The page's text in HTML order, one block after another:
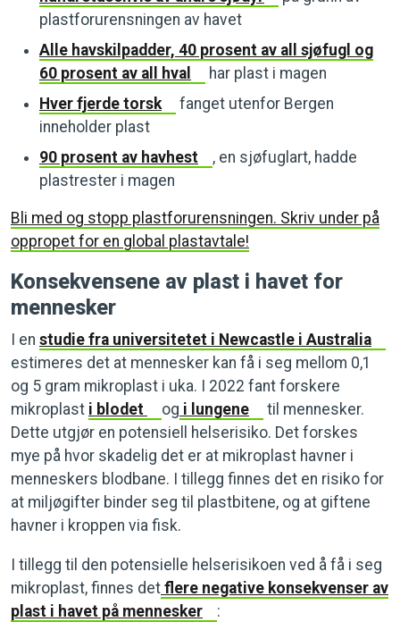
plastforurensningen av havet
Alle havskilpadder, 40 prosent av all sjøfugl og
60 prosent av all hval
har plast i magen
Hver fjerde torsk
fanget utenfor Bergen
inneholder plast
90 prosent av havhest
, en sjøfuglart, hadde
plastrester i magen
Bli med og stopp plastforurensningen. Skriv under på
oppropet for en global plastavtale!
Konsekvensene av plast i havet for
mennesker
I en studie fra universitetet i Newcastle i Australia
estimeres det at mennesker kan få i seg mellom 0,1
og 5 gram mikroplast i uka. I 2022 fant forskere
mikroplast i blodet og i lungene
til mennesker.
Dette utgjør en potensiell helserisiko. Det forskes
mye på hvor skadelig det er at mikroplast havner i
menneskers blodbane. I tillegg finnes det en risiko for
at miljøgifter binder seg til plastbitene, og at giftene
havner i kroppen via fisk.
I tillegg til den potensielle helserisikoen ved å få i seg
mikroplast, finnes det flere negative konsekvenser av
plast i havet på mennesker
: